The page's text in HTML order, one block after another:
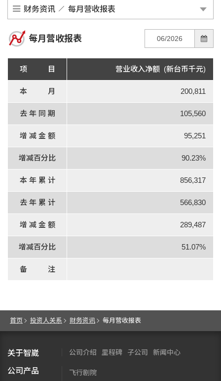
财务资讯 每月营收报表
每月营收报表
项 目 营业收入净额 (新台币千元)
本 月 200,811
去 年 同 期 105,560
增 减 金 额 95,251
增减百分比 90.23%
本 年 累 计 856,317
去 年 累 计 566,830
增 减 金 额 289,487
增减百分比 51.07%
备 注
首页 投资人关系 财务资讯 每月营收报表
关于智崴 公司介绍 里程碑 子公司 新闻中心
公司产品
飞行剧院